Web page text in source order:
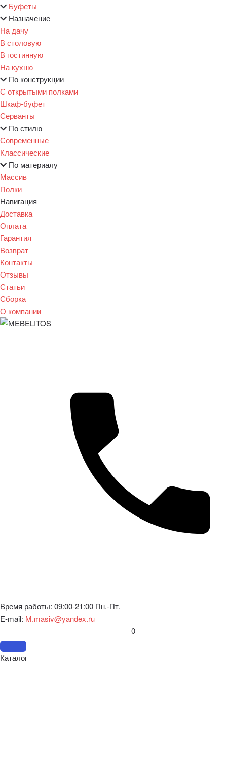
Буфеты
Назначение
На дачу
В столовую
В гостинную
На кухню
По конструкции
С открытыми полками
Шкаф-буфет
Серванты
По стилю
Современные
Классические
По материалу
Массив
Полки
Навигация
Доставка
Оплата
Гарантия
Возврат
Контакты
Отзывы
Статьи
Сборка
О компании
Время работы: 09:00-21:00 Пн.-Пт.
E-mail: M.masiv@yandex.ru
0
Каталог